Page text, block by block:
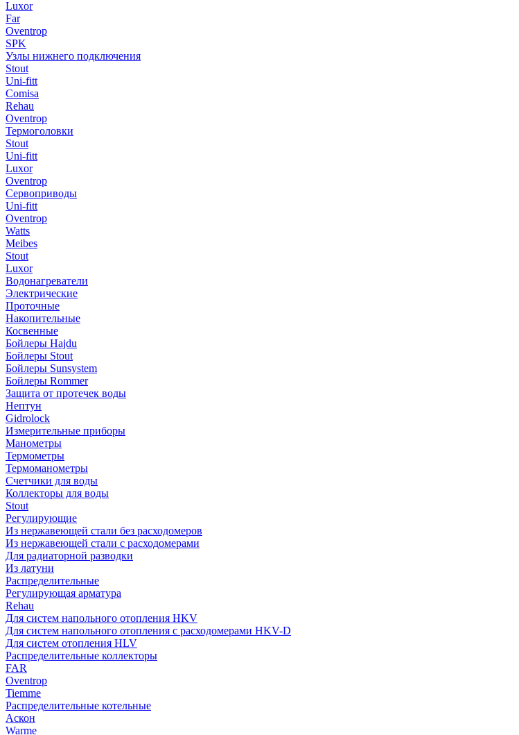
Luxor
Far
Oventrop
SPK
Узлы нижнего подключения
Stout
Uni-fitt
Comisa
Rehau
Oventrop
Термоголовки
Stout
Uni-fitt
Luxor
Oventrop
Сервоприводы
Uni-fitt
Oventrop
Watts
Meibes
Stout
Luxor
Водонагреватели
Электрические
Проточные
Накопительные
Косвенные
Бойлеры Hajdu
Бойлеры Stout
Бойлеры Sunsystem
Бойлеры Rommer
Защита от протечек воды
Нептун
Gidrolock
Измерительные приборы
Манометры
Термометры
Термоманометры
Счетчики для воды
Коллекторы для воды
Stout
Регулирующие
Из нержавеющей стали без расходомеров
Из нержавеющей стали с расходомерами
Для радиаторной разводки
Из латуни
Распределительные
Регулирующая арматура
Rehau
Для систем напольного отопления HKV
Для систем напольного отопления с расходомерами HKV-D
Для систем отопления HLV
Распределительные коллекторы
FAR
Oventrop
Tiemme
Распределительные котельные
Аскон
Warme